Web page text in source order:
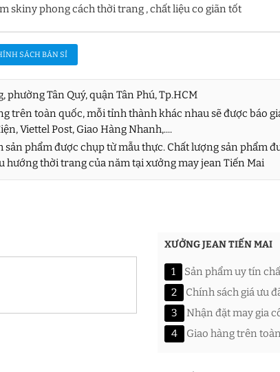
skiny phong cách thời trang , chất liệu co giãn tốt
SÁCH BÁN SỈ
phường Tân Quý, quận Tân Phú, Tp.HCM
trên toàn quốc, mỗi tỉnh thành khác nhau sẽ được báo
Viettel Post, Giao Hàng Nhanh,....
phẩm được chụp từ mẫu thực. Chất lượng sản phẩm
hướng thời trang của năm tại xưởng may jean Tiến Mai
XƯỞNG JEAN TIẾN MAI
1
Sản phẩm uy tín
2
Chính sách giá ưu
3
Nhận đặt may gia
4
Giao hàng trên